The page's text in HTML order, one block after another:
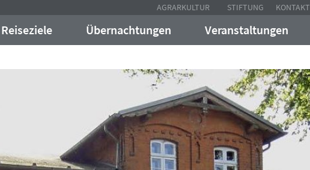
AGRARKULTUR STIFTUNG KONTAKT
Reiseziele Übernachtungen Veranstaltungen